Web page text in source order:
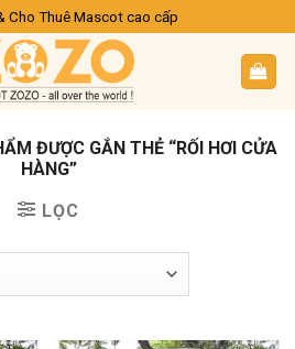
Cho Thuê Mascot cao cấp
ĐƯỢC GẮN THẺ “RỐI HƠI CỬA
HÀNG”
LỌC